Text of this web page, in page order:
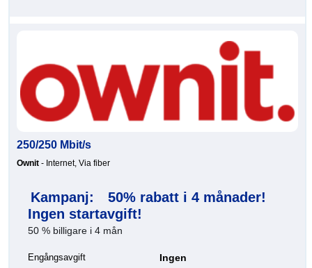
250/250 Mbit/s
Ownit - Internet, Via fiber
Kampanj:
50% rabatt i 4 månader!
Ingen startavgift!
50 % billigare i 4 mån
Engångsavgift Ingen